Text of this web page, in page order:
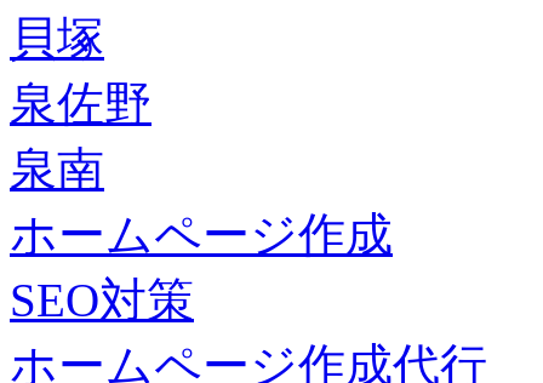
貝塚
泉佐野
泉南
ホームページ作成
SEO対策
ホームページ作成代行